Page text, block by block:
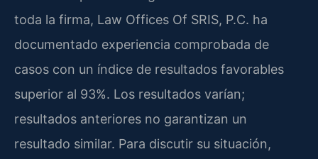
toda la firma, Law Offices Of SRIS, P.C. ha
documentado experiencia comprobada de
casos con un índice de resultados favorables
superior al 93%. Los resultados varían;
resultados anteriores no garantizan un
resultado similar. Para discutir su situación,